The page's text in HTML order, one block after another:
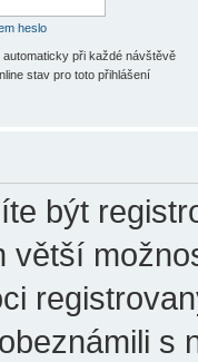
heslo
automaticky při každé návštěvě
stav pro toto přihlášení
být
větší
s